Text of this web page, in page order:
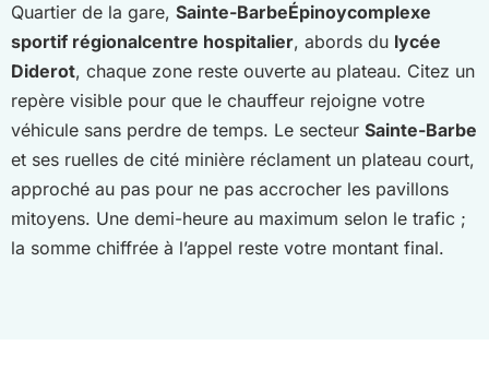
Quartier de la gare, Sainte-BarbeÉpinoycomplexe
sportif régionalcentre hospitalier, abords du lycée
Diderot, chaque zone reste ouverte au plateau. Citez un
repère visible pour que le chauffeur rejoigne votre
véhicule sans perdre de temps. Le secteur Sainte-Barbe
et ses ruelles de cité minière réclament un plateau court,
approché au pas pour ne pas accrocher les pavillons
mitoyens. Une demi-heure au maximum selon le trafic ;
la somme chiffrée à l’appel reste votre montant final.